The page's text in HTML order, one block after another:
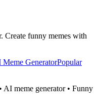
Create funny memes with
Meme GeneratorPopular
AI meme generator • Funny